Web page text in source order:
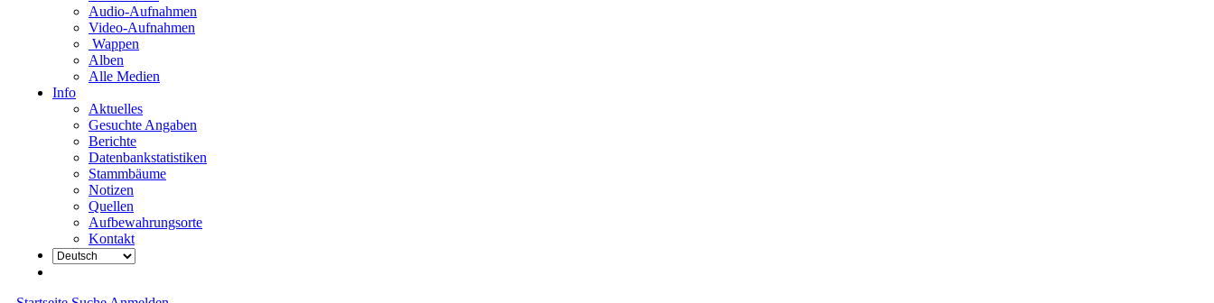
Audio-Aufnahmen
Video-Aufnahmen
Wappen
Alben
Alle Medien
Info
Aktuelles
Gesuchte Angaben
Berichte
Datenbankstatistiken
Stammbäume
Notizen
Quellen
Aufbewahrungsorte
Kontakt